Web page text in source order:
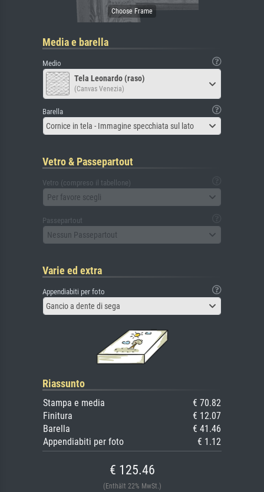
Media e barella
Medio
Tela Leonardo (raso)
(Canvas Venezia)
Barella
Cornice in tela - Immagine specchiata sul lato
Vetro & Passepartout
Vetro (compreso il tabellone)
Per favore scegli
Passepartout
Nessun Passepartout
Varie ed extra
Appendiabiti per foto
Gancio a dente di sega
Riassunto
Stampa e media
€ 70.82
Finitura
€ 12.07
Barella
€ 41.46
Appendiabiti per foto
€ 1.12
€ 125.46
(Enthält 22% MwSt.)